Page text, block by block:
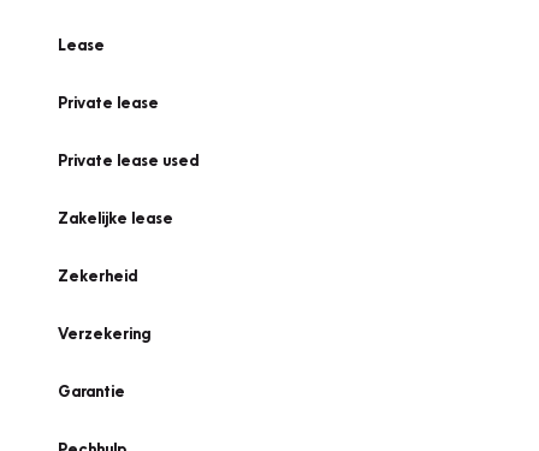
Lease
Private lease
Private lease used
Zakelijke lease
Zekerheid
Verzekering
Garantie